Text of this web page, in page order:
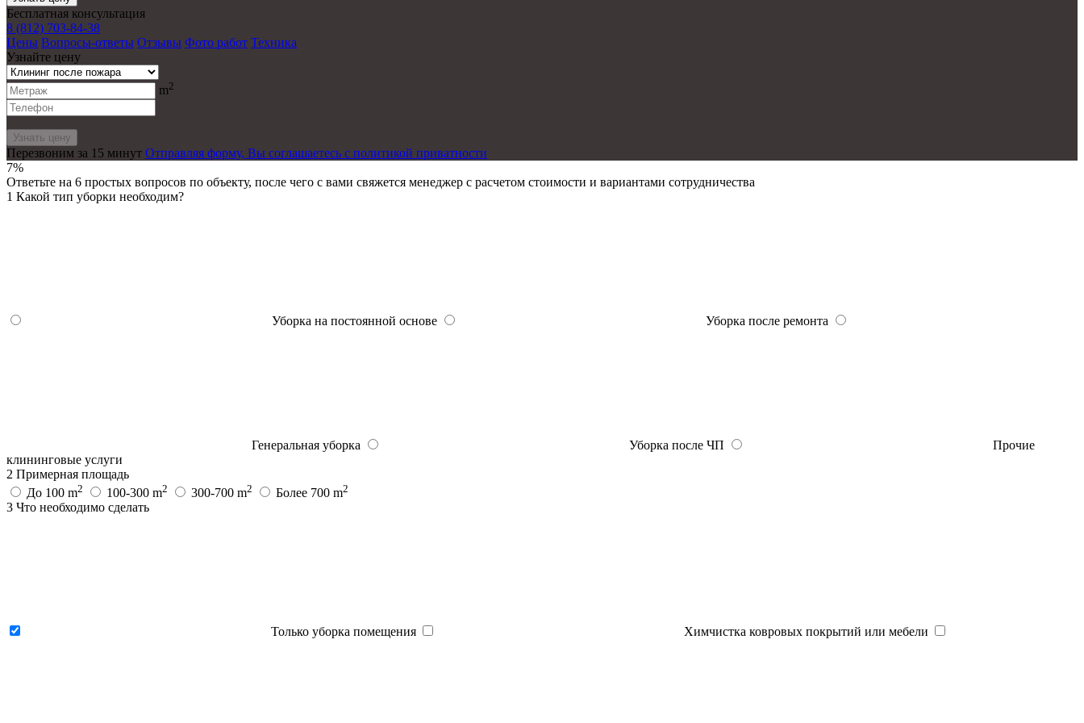
Бесплатная консультация
8 (812) 703-84-38
Цены Вопросы-ответы Отзывы Фото работ Техника
Узнайте цену
m2
Перезвоним за 15 минут Отправляя форму, Вы соглашаетесь с политикой приватности
7%
Ответьте на 6 простых вопросов по объекту, после чего с вами свяжется менеджер с расчетом стоимости и вариантами сотрудничества
1 Какой тип уборки необходим?
Уборка на постоянной основе Уборка после ремонта
Генеральная уборка Уборка после ЧП
Прочие
клининговые услуги
2 Примерная площадь
До 100 m2 100-300 m2 300-700 m2 Более 700 m2
3 Что необходимо сделать
Только уборка помещения Химчистка ковровых покрытий или мебели